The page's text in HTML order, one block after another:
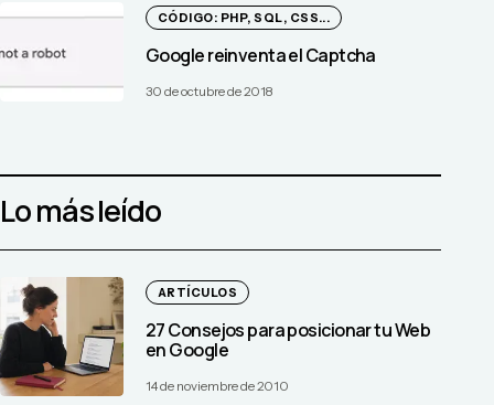
CÓDIGO: PHP, SQL, CSS...
Google reinventa el Captcha
30 de octubre de 2018
Lo más leído
ARTÍCULOS
27 Consejos para posicionar tu Web
en Google
14 de noviembre de 2010